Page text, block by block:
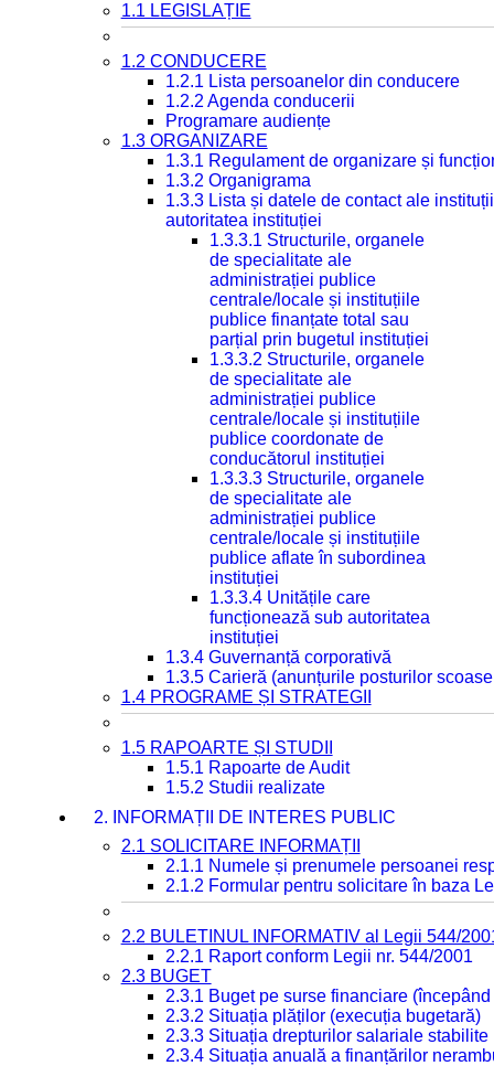
1.1 LEGISLAȚIE
1.2 CONDUCERE
1.2.1 Lista persoanelor din conducere
1.2.2 Agenda conducerii
Programare audiențe
1.3 ORGANIZARE
1.3.1 Regulament de organizare și
1.3.2 Organigrama
1.3.3 Lista și datele de contact ale
autoritatea instituției
1.3.3.1 Structurile, organele
de specialitate ale
administrației publice
centrale/locale și instituțiile
publice finanțate total sau
parțial prin bugetul instituției
1.3.3.2 Structurile, organele
de specialitate ale
administrației publice
centrale/locale și instituțiile
publice coordonate de
conducătorul instituției
1.3.3.3 Structurile, organele
de specialitate ale
administrației publice
centrale/locale și instituțiile
publice aflate în subordinea
instituției
1.3.3.4 Unitățile care
funcționează sub autoritatea
instituției
1.3.4 Guvernanță corporativă
1.3.5 Carieră (anunțurile posturilor
1.4 PROGRAME ȘI STRATEGII
1.5 RAPOARTE ȘI STUDII
1.5.1 Rapoarte de Audit
1.5.2 Studii realizate
2. INFORMAȚII DE INTERES PUBLIC
2.1 SOLICITARE INFORMAȚII
2.1.1 Numele și prenumele persoanei
2.1.2 Formular pentru solicitare în baza
2.2 BULETINUL INFORMATIV al Legii 544/
2.2.1 Raport conform Legii nr. 544/2001
2.3 BUGET
2.3.1 Buget pe surse financiare
2.3.2 Situația plăților (execuția bugetară)
2.3.3 Situația drepturilor salariale
2.3.4 Situația anuală a finanțărilor